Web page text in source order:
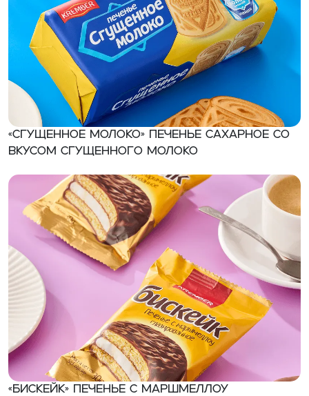
«Сгущенное молоко» Печенье сахарное со
вкусом сгущенного молоко
«БИСКЕЙК» Печенье с маршмеллоу